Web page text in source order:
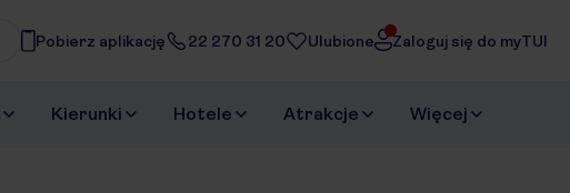
Pobierz aplikację 22 270 31 20 Ulubione Zaloguj się do myTUI
Kierunki Hotele Atrakcje Więcej